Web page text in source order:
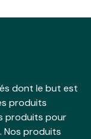
dont le but est
produits
produits pour
Nos produits